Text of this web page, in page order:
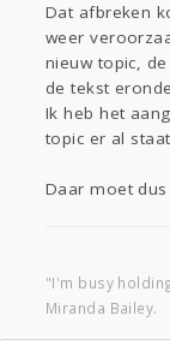
Dat afbreken
weer
nieuw topic,
de tekst
Ik heb het
topic er al
Daar moet
"I'm busy
Miranda Bailey.